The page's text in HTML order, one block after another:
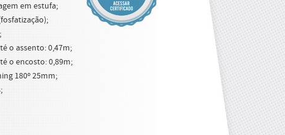
em estufa;
o assento: 0,47m;
o encosto: 0,89m;
180º 25mm;